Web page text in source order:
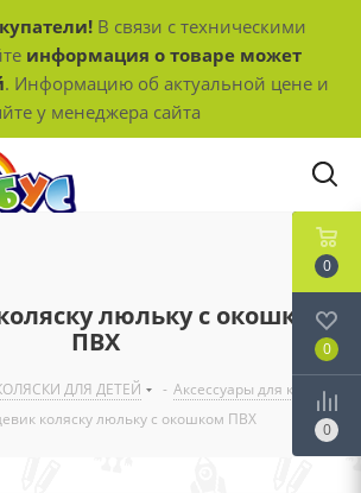
В связи с техническими
информация о товаре может
. Информацию об актуальной цене и
у менеджера сайта
люльку с окошком
ПВХ
ДЛЯ ДЕТЕЙ - Аксессуары для колясок
коляску люльку с окошком ПВХ
0
0
0